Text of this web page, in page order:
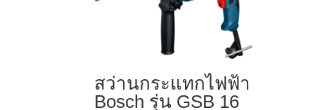
สว่านกระแทกไฟฟ้า
Bosch รุ่น GSB 16